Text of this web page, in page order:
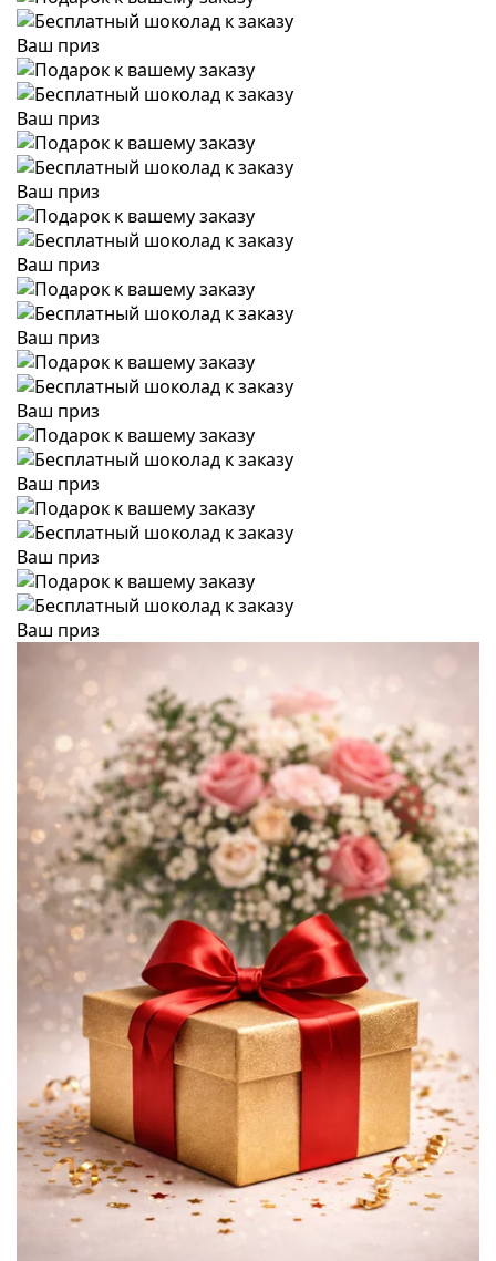
Ваш приз
Ваш приз
Ваш приз
Ваш приз
Ваш приз
Ваш приз
Ваш приз
Ваш приз
Ваш приз